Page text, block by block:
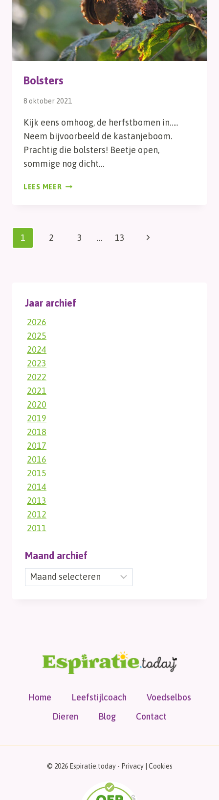
Bolsters
8 oktober 2021
Kijk eens omhoog, de herfstbomen in…..
Neem bijvoorbeeld de kastanjeboom.
Prachtig die bolsters! Beetje open,
sommige nog dicht…
LEES MEER BOLSTERS
Paginanavigatie
1 2 3 … 13
Volgende
Jaar archief
2026
2025
2024
2023
2022
2021
2020
2019
2018
2017
2016
2015
2014
2013
2012
2011
Maand archief
Maand
archief
Home Leefstijlcoach
Voedselbos
Dieren
Blog Contact
© 2026 Espiratie.today - Privacy| Cookies